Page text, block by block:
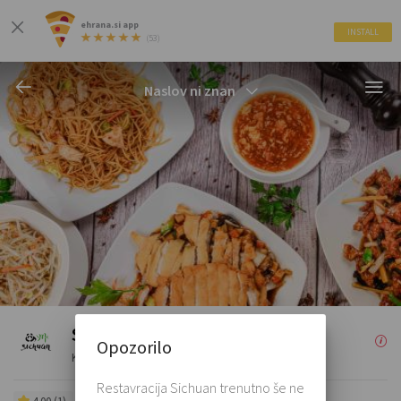
ehrana.si app
(53)
INSTALL
Naslov ni znan
Sichuan
Kitajska
Opozorilo
Restavracija Sichuan trenutno še ne